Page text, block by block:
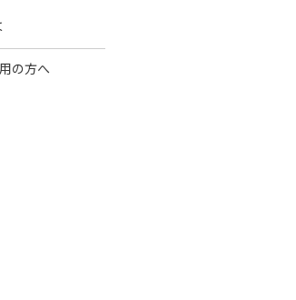
の方へ